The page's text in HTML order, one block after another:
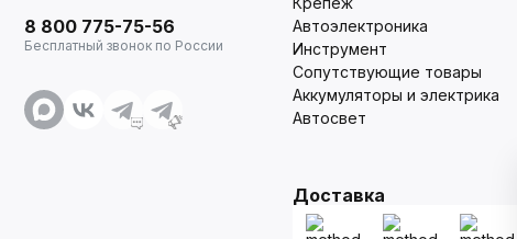
8 800 775-75-56
Бесплатный звонок по России
Автоэлектроника
Инструмент
Сопутствующие товары
Аккумуляторы и электрика
Автосвет
Доставка